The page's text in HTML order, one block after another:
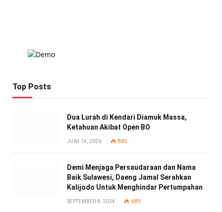
Top Posts
Dua Lurah di Kendari Diamuk Massa,
Ketahuan Akibat Open BO
JUNI 14, 2026 885
Demi Menjaga Persaudaraan dan Nama
Baik Sulawesi, Daeng Jamal Serahkan
Kalijodo Untuk Menghindar Pertumpahan
SEPTEMBER 8, 2024 689